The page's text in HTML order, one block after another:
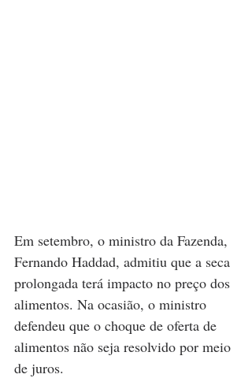
Em setembro, o ministro da Fazenda,
Fernando Haddad, admitiu que a seca
prolongada terá impacto no preço dos
alimentos. Na ocasião, o ministro
defendeu que o choque de oferta de
alimentos não seja resolvido por meio
de juros.